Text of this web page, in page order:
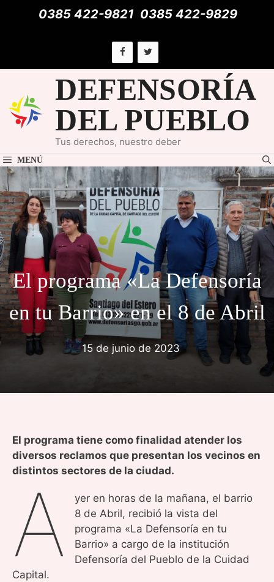
0385 422-9821 0385 422-9829
DEFENSORÍA
DEL PUEBLO
Tus derechos, nuestro deber
MENÚ
El programa «La Defensoría
en tu Barrio» en el 8 de Abril
15 de junio de 2023
El programa tiene como finalidad atender los
diversos reclamos que presentan los vecinos en
distintos sectores de la ciudad.
A
yer en horas de la mañana, el barrio
8 de Abril, recibió la vista del
programa «La Defensoría en tu
Barrio» a cargo de la institución
Defensoría del Pueblo de la Cuidad
Capital.